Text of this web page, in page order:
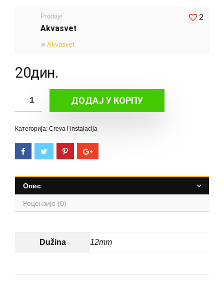
2
Prodaje
Akvasvet
@ Akvasvet
20дин.
ДОДАЈ У КОРПУ
Категорија: Creva i instalacija
Опис
Рецензије (0)
Dužina 12mm